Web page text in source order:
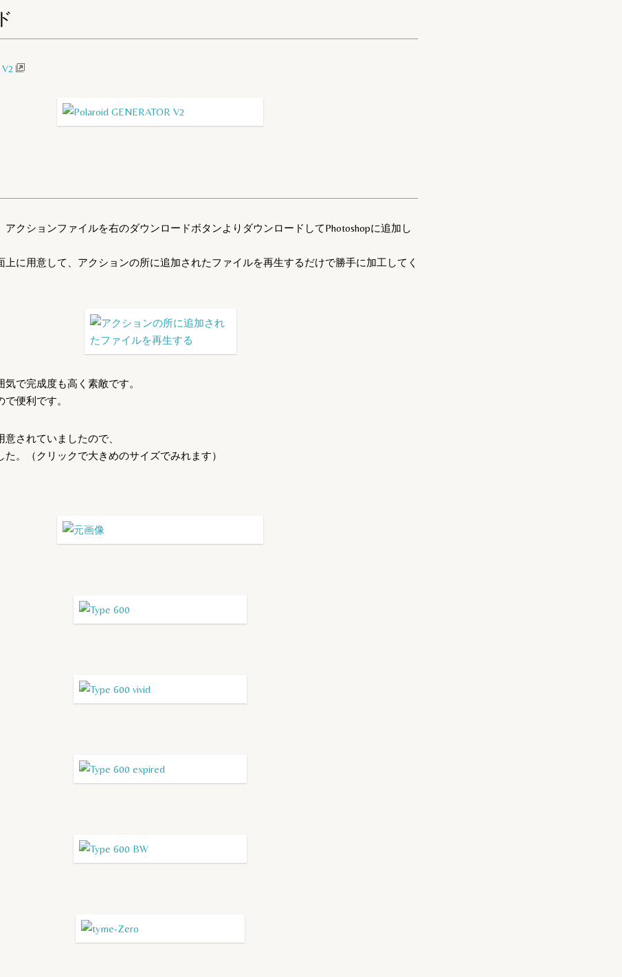
アクションファイルを右のダウンロードボタンよりダウンロードしてPhotoshopに追加し
上に用意して、アクションの所に追加されたファイルを再生するだけで勝手に加工してく
で完成度も高く素敵です。
便利です。
されていましたので、
。（クリックで大きめのサイズでみれます）